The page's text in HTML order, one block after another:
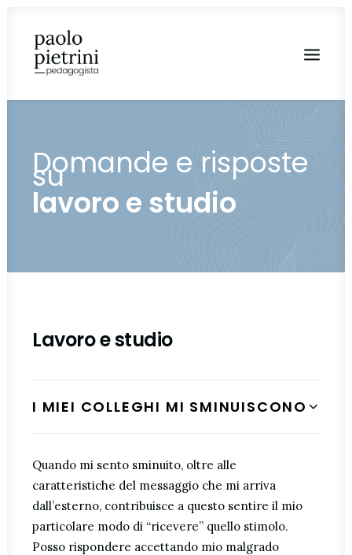
Domande e risposte
su
lavoro e studio
Lavoro e studio
I MIEI COLLEGHI MI SMINUISCONO
Quando mi sento sminuito, oltre alle
caratteristiche del messaggio che mi arriva
dall’esterno, contribuisce a questo sentire il mio
particolare modo di “ricevere” quello stimolo.
Posso rispondere accettando mio malgrado